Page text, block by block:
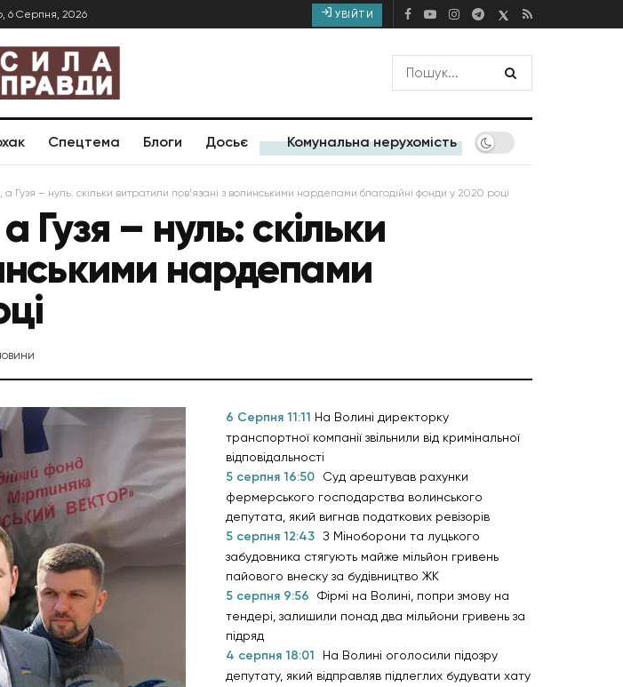
6 Серпня, 2026 УВІЙТИ
Спецтема Блоги Досьє Комунальна нерухомість
Гузя – нуль: скільки витратили пов’язані з волинськими нардепами благодійні фонди у 2020 році
– нуль: скільки
нардепами
6 Серпня 11:11 На Волині директорку
транспортної компанії звільнили від кримінальної
відповідальності
5 серпня 16:50
Суд арештував рахунки
фермерського господарства волинського
депутата, який вигнав податкових ревізорів
5 серпня 12:43 З Міноборони та луцького
забудовника стягують майже мільйон гривень
пайового внеску за будівництво ЖК
5 серпня 9:56
Фірмі на Волині, попри змову на
тендері, залишили понад два мільйони гривень за
підряд
4 серпня 18:01
На Волині оголосили підозру
депутату, який відправляв підлеглих будувати хату